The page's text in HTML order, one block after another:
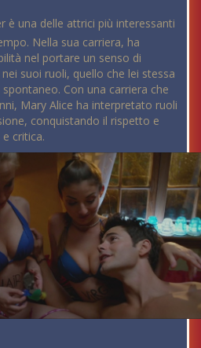
è una delle attrici più interessanti
Nella sua carriera, ha
nel portare un senso di
suoi ruoli, quello che lei stessa
Con una carriera che
Mary Alice ha interpretato ruoli
conquistando il rispetto e
critica.